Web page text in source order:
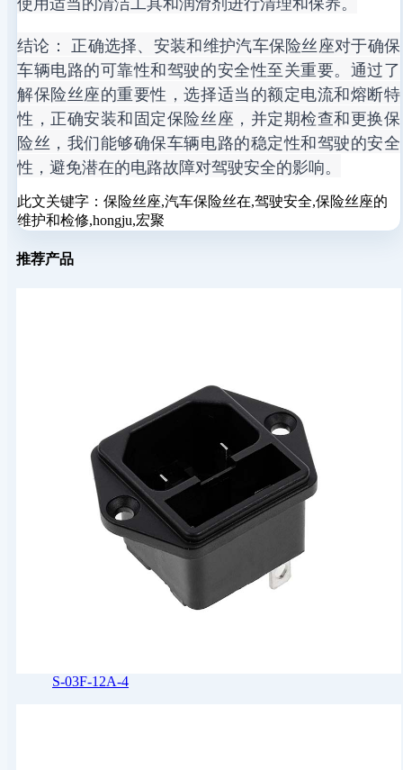
结论： 正确选择、安装和维护汽车保险丝座对于确保
车辆电路的可靠性和驾驶的安全性至关重要。通过了
解保险丝座的重要性，选择适当的额定电流和熔断特
性，正确安装和固定保险丝座，并定期检查和更换保
险丝，我们能够确保车辆电路的稳定性和驾驶的安全
性，避免潜在的电路故障对驾驶安全的影响。
此文关键字： 保险丝座,汽车保险丝在,驾驶安全,保险丝座的
维护和检修,hongju,宏聚
推荐产品
S-03F-12A-4